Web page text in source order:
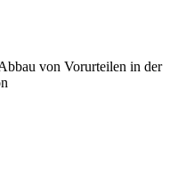
von Vorurteilen in der